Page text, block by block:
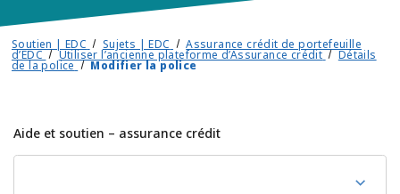
Soutien | EDC Sujets | EDC Assurance crédit de portefeuille
d’EDC Utiliser l’ancienne plateforme d’Assurance crédit Détails
de la police Modifier la police
Aide et soutien – assurance crédit